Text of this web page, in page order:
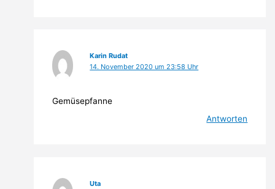
Karin Rudat
14. November 2020 um 23:58 Uhr
Gemüsepfanne
Antworten
Uta